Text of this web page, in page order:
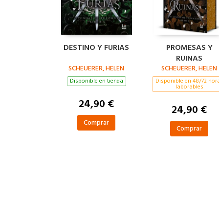
DESTINO Y FURIAS
SCHEUERER, HELEN
Disponible en tienda
24,90 €
Comprar
PROMESAS Y
RUINAS
SCHEUERER, HELEN
Disponible en 48/72
laborables
24,90 €
Comprar